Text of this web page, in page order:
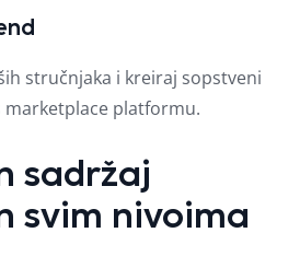
stručnjaka i kreiraj sopstveni
marketplace platformu.
sadržaj
svim nivoima